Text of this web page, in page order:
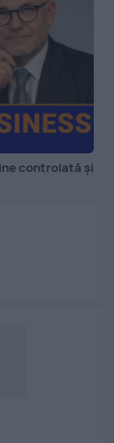
controlată și